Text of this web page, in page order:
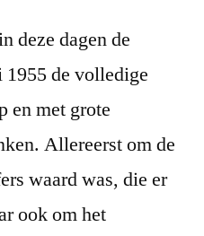
deze dagen de
de volledige
en met grote
Allereerst om de
waard was, die er
ook om het